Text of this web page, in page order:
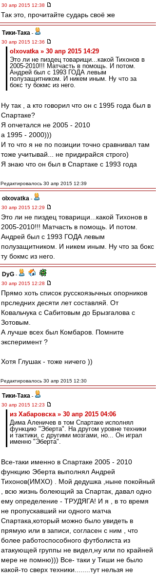
30 апр 2015 12:38
Так это, прочитайте сударь своё же
Тики-Така -
30 апр 2015 12:36
olxovatka » 30 апр 2015 14:29
Это ли не пиздец товарищи...какой Тихонов в
2005-2010!!! Матчасть в помощь. И потом.
Андрей был с 1993 ГОДА левым
полузащитником. И никем иным. Ну что за
бокс ту бокмс из него.
Ну так , а кто говорил что он с 1995 года был в
Спартаке?
Я опчетался не 2005 - 2010
а 1995 - 2000)))
И то что я не по позиции точно сравнивал там
тоже учитывай... не придирайся строго)
Я знаю что он был в Спартаке с 1993 года
Редактировалось 30 апр 2015 12:39
olxovatka -
30 апр 2015 12:29
Это ли не пиздец товарищи...какой Тихонов в
2005-2010!!! Матчасть в помощь. И потом.
Андрей был с 1993 ГОДА левым
полузащитником. И никем иным. Ну что за бокс
ту бокмс из него.
DyG -
30 апр 2015 12:28
Прямо хоть список русскоязычных опорников
прследних десяти лет составляй. От
Ковальчука с Сабитовым до Брызгалова с
Зотовым.
А лучше всех был Комбаров. Помните
эксперимент ?
Хотя Глушак - тоже ничего ))
Редактировалось 30 апр 2015 12:30
Тики-Така -
30 апр 2015 12:23
из Хабаровска » 30 апр 2015 04:06
Дима Аленичев в том Спартаке исполнял
функцию "Эберта". На другом уровне техники
и тактики, с другими мозгами, но... Он играл
именно "Эберта".
Все-таки именно в Спартаке 2005 - 2010
функцию Эберта выполнял Андрей
Тихонов(ИМХО) . Мой дедушка ,ныне покойный
, всю жизнь болеющий за Спартак, давал одно
ему определение - ТРУДЯГА! И я , в то время
не пропускавший ни одного матча
Спартака,который можно было увидеть в
прямую или в записи, согласен с ним , что
более работоспособного футболиста из
атакующей группы не видел,ну или по крайней
мере не помню))) Все- таки у Тиши не было
какой-то сверх техники........тут нельзя не